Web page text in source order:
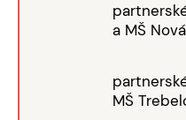
a MŠ
MŠ